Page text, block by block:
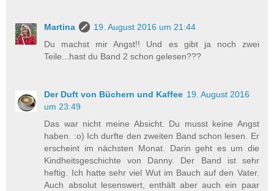
Martina
19. August 2016 um 21:44
Du machst mir Angst!! Und es gibt ja noch zwei
Teile...hast du Band 2 schon gelesen???
Der Duft von Büchern und Kaffee 19. August 2016
um 23:49
Das war nicht meine Absicht. Du musst keine Angst
haben. :o) Ich durfte den zweiten Band schon lesen. Er
erscheint im nächsten Monat. Darin geht es um die
Kindheitsgeschichte von Danny. Der Band ist sehr
heftig. Ich hatte sehr viel Wut im Bauch auf den Vater.
Auch absolut lesenswert, enthält aber auch ein paar